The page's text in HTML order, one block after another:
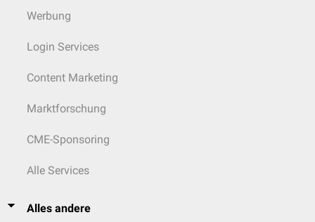
Werbung
Login Services
Content Marketing
Marktforschung
CME-Sponsoring
Alle Services
Alles andere